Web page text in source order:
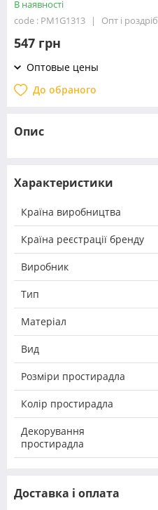
В наявності
code : PM1G1313
Опт і роздріб
547 грн
Оптовые цены
До обраного
Опис
Характеристики
Країна виробництва
Країна реєстрації бренду
Виробник
Тип
Матеріал
Вид
Розміри простирадла
Колір простирадла
Декорування
простирадла
Доставка і оплата